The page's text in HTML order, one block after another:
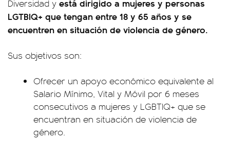
Diversidad y está dirigido a mujeres y personas
LGTBIQ+ que tengan entre 18 y 65 años y se
encuentren en situación de violencia de género.
Sus objetivos son:
Ofrecer un apoyo económico equivalente al
Salario Mínimo, Vital y Móvil por 6 meses
consecutivos a mujeres y LGBTIQ+ que se
encuentran en situación de violencia de
género.